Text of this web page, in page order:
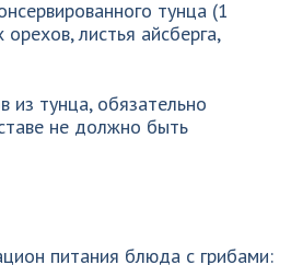
тунца (1
листья айсберга,
из тунца, обязательно
не должно быть
питания блюда с грибами: